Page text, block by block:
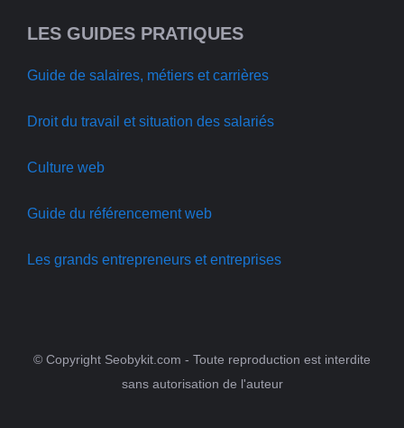
LES GUIDES PRATIQUES
Guide de salaires, métiers et carrières
Droit du travail et situation des salariés
Culture web
Guide du référencement web
Les grands entrepreneurs et entreprises
© Copyright Seobykit.com - Toute reproduction est interdite
sans autorisation de l'auteur